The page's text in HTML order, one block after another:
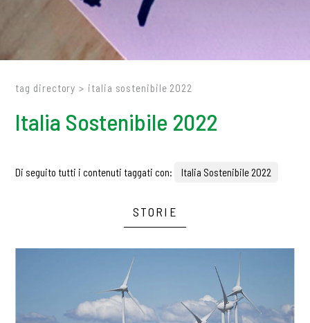
tag directory > italia sostenibile 2022
Italia Sostenibile 2022
Di seguito tutti i contenuti taggati con: Italia Sostenibile 2022
STORIE